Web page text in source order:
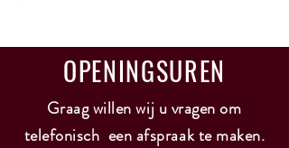
rondinella
OPENINGSUREN
Graag willen wij u vragen om
telefonisch een afspraak te maken.